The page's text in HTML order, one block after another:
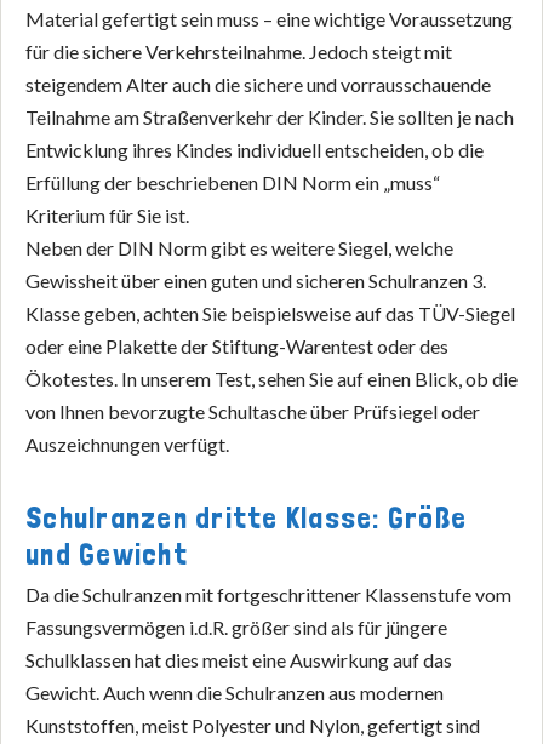
Material gefertigt sein muss – eine wichtige Voraussetzung
für die sichere Verkehrsteilnahme. Jedoch steigt mit
steigendem Alter auch die sichere und vorrausschauende
Teilnahme am Straßenverkehr der Kinder. Sie sollten je nach
Entwicklung ihres Kindes individuell entscheiden, ob die
Erfüllung der beschriebenen DIN Norm ein „muss“
Kriterium für Sie ist.
Neben der DIN Norm gibt es weitere Siegel, welche
Gewissheit über einen guten und sicheren Schulranzen 3.
Klasse geben, achten Sie beispielsweise auf das TÜV-Siegel
oder eine Plakette der Stiftung-Warentest oder des
Ökotestes. In unserem Test, sehen Sie auf einen Blick, ob die
von Ihnen bevorzugte Schultasche über Prüfsiegel oder
Auszeichnungen verfügt.
Schulranzen dritte Klasse: Größe
und Gewicht
Da die Schulranzen mit fortgeschrittener Klassenstufe vom
Fassungsvermögen i.d.R. größer sind als für jüngere
Schulklassen hat dies meist eine Auswirkung auf das
Gewicht. Auch wenn die Schulranzen aus modernen
Kunststoffen, meist Polyester und Nylon, gefertigt sind